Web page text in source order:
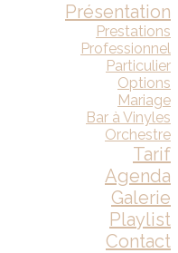
Présentation
Prestations
Professionnel
Particulier
Options
Mariage
Bar à Vinyles
Orchestre
Tarif
Agenda
Galerie
Playlist
Contact